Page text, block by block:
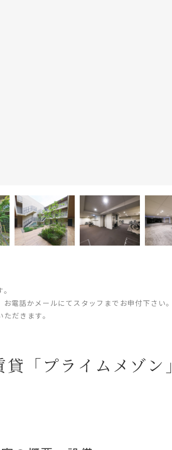
電話かメールにてスタッフまでお申付下さい。
だきます。
「プライムメゾン」